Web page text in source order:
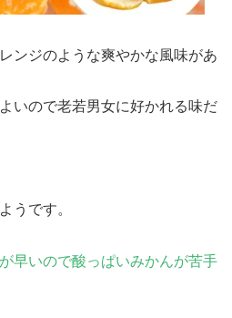
ンジのような爽やかな風味があ
いので老若男女に好かれる味だ
うです。
早いので酸っぱいみかんが苦手